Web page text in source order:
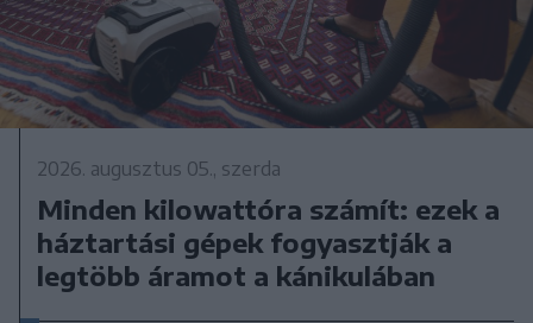
2026. augusztus 05., szerda
Minden kilowattóra számít: ezek a
háztartási gépek fogyasztják a
legtöbb áramot a kánikulában